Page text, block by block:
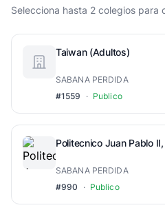
Selecciona hasta 2 colegios para
Taiwan (Adultos)
SABANA PERDIDA
#1559
· Publico
Politecnico Juan Pablo
SABANA PERDIDA
#990
· Publico